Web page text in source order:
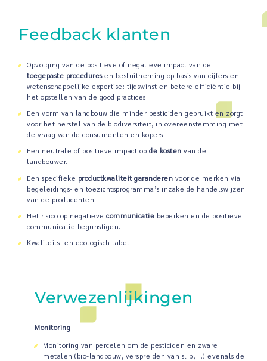
Feedback klanten
Opvolging van de positieve of negatieve impact van de
toegepaste proceduresen besluitneming op basis van cijfers en
wetenschappelijke expertise: tijdswinst en betere efficiëntie bij
het opstellen van de good practices.
Een vorm van landbouw die minder pesticiden gebruikt en zorgt
voor het herstel van de biodiversiteit, in overeenstemming met
de vraag van de consumenten en kopers.
Een neutrale of positieve impact opde kosten van de
landbouwer.
Een specifieke productkwaliteit garanderen voor de merken via
begeleidings- en toezichtsprogramma’s inzake de handelswijzen
van de producenten.
Het risico op negatievecommunicatie beperken en de positieve
communicatie begunstigen.
Kwaliteits- en ecologisch label.
Verwezenlijkingen
Monitoring
Monitoring van percelen om de pesticiden en zware
metalen (bio-landbouw, verspreiden van slib, …) evenals de